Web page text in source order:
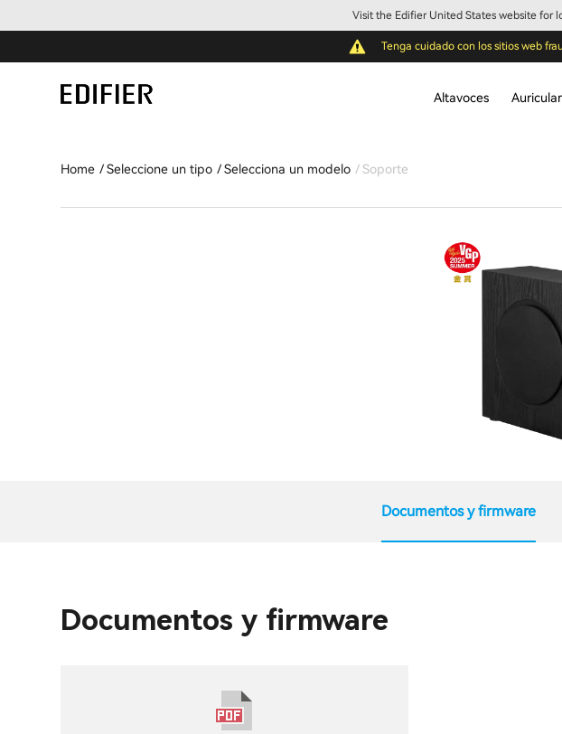
Visit the Edifier United States website for
Tenga cuidado con los sitios web
Altavoces
Home Seleccione un tipo Selecciona un modelo Soporte
Documentos y firmware
Documentos y firmware